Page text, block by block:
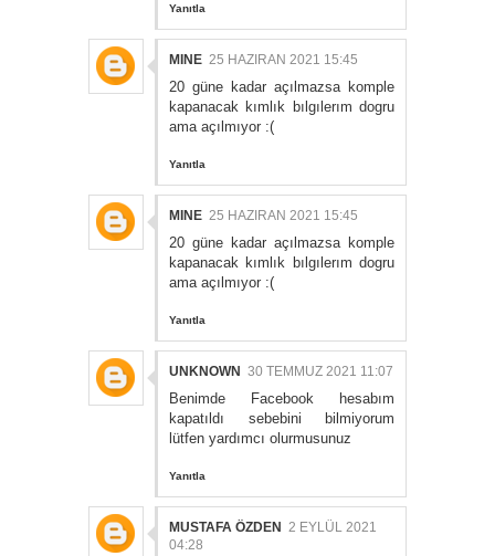
Yanıtla
MINE 25 HAZIRAN 2021 15:45
20 güne kadar açılmazsa komple
kapanacak kımlık bılgılerım dogru
ama açılmıyor :(
Yanıtla
MINE 25 HAZIRAN 2021 15:45
20 güne kadar açılmazsa komple
kapanacak kımlık bılgılerım dogru
ama açılmıyor :(
Yanıtla
UNKNOWN 30 TEMMUZ 2021 11:07
Benimde Facebook hesabım
kapatıldı sebebini bilmiyorum
lütfen yardımcı olurmusunuz
Yanıtla
MUSTAFA ÖZDEN 2 EYLÜL 2021
04:28